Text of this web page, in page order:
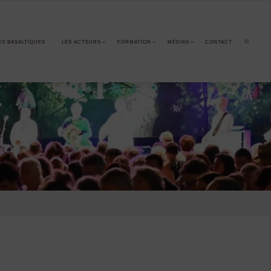
BASALTIQUES LES ACTEURS FORMATION MÉDIAS CONTACT
SEARCH